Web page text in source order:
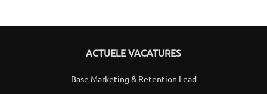
ACTUELE VACATURES
Base Marketing & Retention Lead